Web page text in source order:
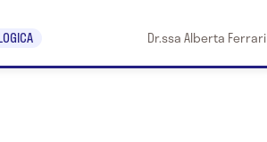
Dr.ssa Alberta Ferrari